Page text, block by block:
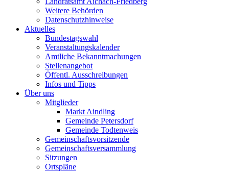
Weitere Behörden
Datenschutzhinweise
Aktuelles
Bundestagswahl
Veranstaltungskalender
Amtliche Bekanntmachungen
Stellenangebot
Öffentl. Ausschreibungen
Infos und Tipps
Über uns
Mitglieder
Markt Aindling
Gemeinde Petersdorf
Gemeinde Todtenweis
Gemeinschaftsvorsitzende
Gemeinschaftsversammlung
Sitzungen
Ortspläne